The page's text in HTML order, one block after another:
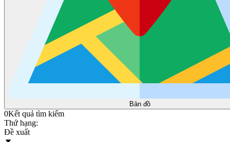
Bản đồ
0Kết quả tìm kiếm
Thứ hạng:
Đề xuất